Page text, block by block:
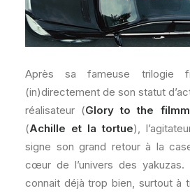
Après sa fameuse trilogie
(in)directement de son statut
réalisateur (Glory to the
(Achille et la tortue),
signe son grand retour à la
cœur de l’univers des yakuzas.
connait déjà trop bien, surtout à